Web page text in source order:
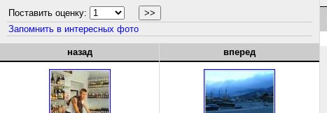
Поставить оценку:
Запомнить в интересных фото
назад вперед